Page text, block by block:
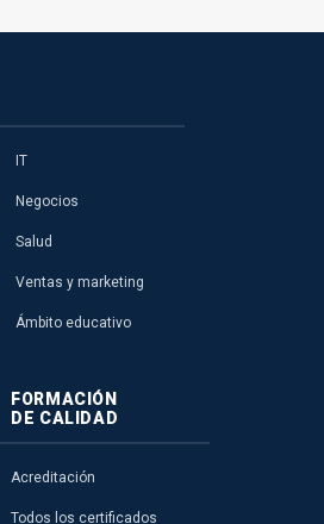
IT
Negocios
Salud
Ventas y marketing
Ámbito educativo
FORMACIÓN
DE CALIDAD
Acreditación
Todos los certificados